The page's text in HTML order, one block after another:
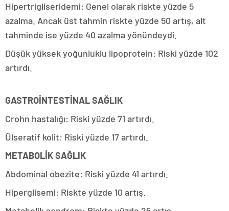
Hipertrigliseridemi: Genel olarak riskte yüzde 5
azalma. Ancak üst tahmin riskte yüzde 50 artış, alt
tahminde ise yüzde 40 azalma yönündeydi.
Düşük yüksek yoğunluklu lipoprotein: Riski yüzde 102
artırdı.
GASTROİNTESTİNAL SAĞLIK
Crohn hastalığı: Riski yüzde 71 artırdı.
Ülseratif kolit: Riski yüzde 17 artırdı.
METABOLİK SAĞLIK
Abdominal obezite: Riski yüzde 41 artırdı.
Hiperglisemi: Riskte yüzde 10 artış.